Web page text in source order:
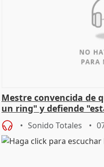
Mestre convencida de
un ring" y defiende
Vox
Sonido Totales